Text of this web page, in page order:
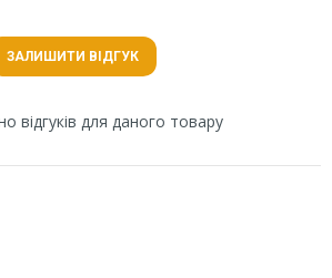
ЗАЛИШИТИ ВІДГУК
відгуків для даного товару